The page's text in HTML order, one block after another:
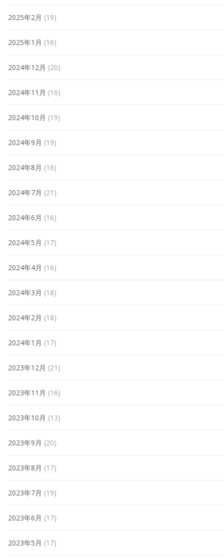
2025年2月 (19)
2025年1月 (16)
2024年12月 (20)
2024年11月 (16)
2024年10月 (19)
2024年9月 (19)
2024年8月 (16)
2024年7月 (21)
2024年6月 (16)
2024年5月 (17)
2024年4月 (16)
2024年3月 (18)
2024年2月 (18)
2024年1月 (17)
2023年12月 (21)
2023年11月 (16)
2023年10月 (13)
2023年9月 (20)
2023年8月 (17)
2023年7月 (19)
2023年6月 (17)
2023年5月 (17)